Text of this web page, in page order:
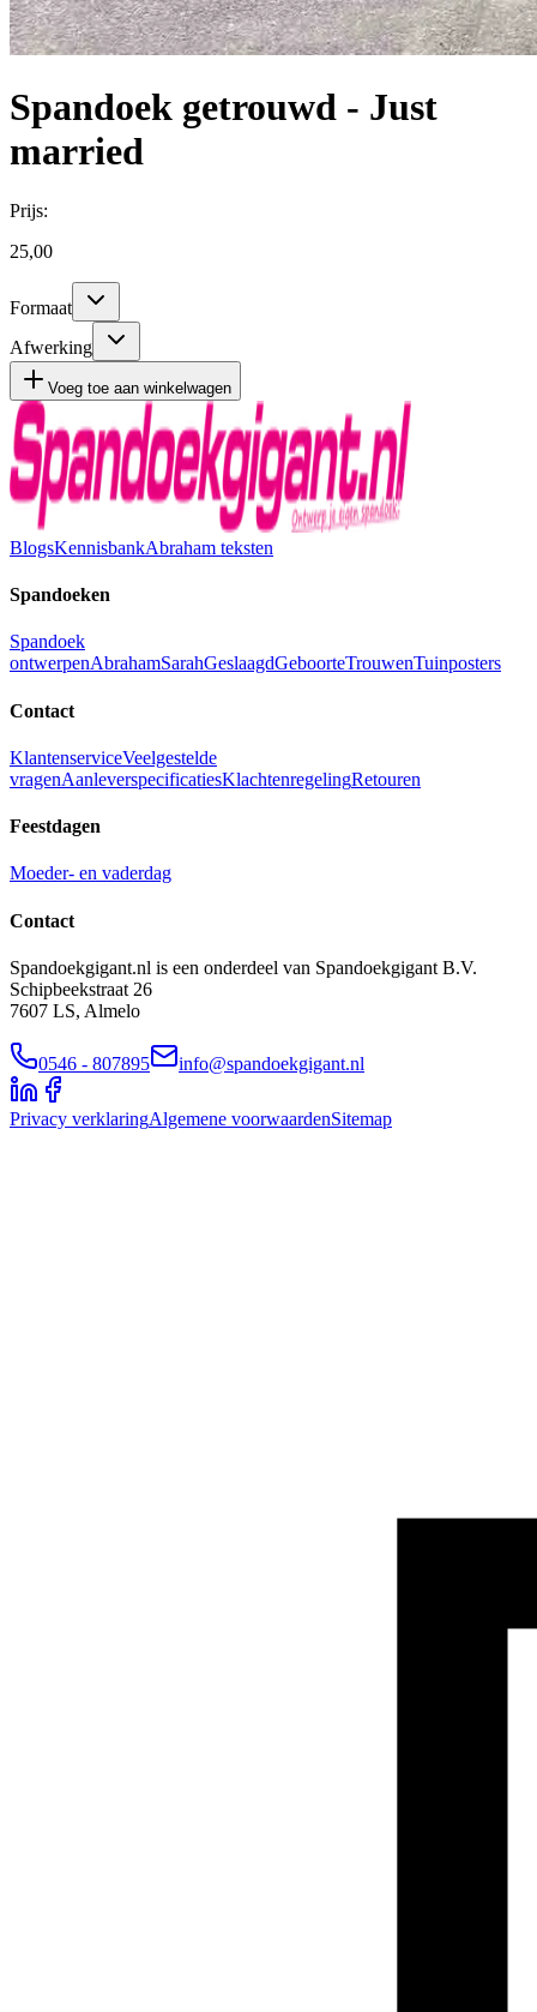
Spandoek getrouwd - Just
married
Prijs:
25,00
Formaat
Afwerking
Voeg toe aan winkelwagen
BlogsKennisbankAbraham teksten
Spandoeken
Spandoek
ontwerpenAbrahamSarahGeslaagdGeboorteTrouwenTuinposters
Contact
KlantenserviceVeelgestelde
vragenAanleverspecificatiesKlachtenregelingRetouren
Feestdagen
Moeder- en vaderdag
Contact
Spandoekgigant.nl is een onderdeel van Spandoekgigant B.V.
Schipbeekstraat 26
7607 LS, Almelo
0546 - 807895 info@spandoekgigant.nl
Privacy verklaringAlgemene voorwaardenSitemap